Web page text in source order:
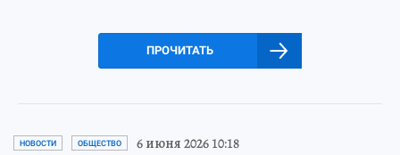
ПРОЧИТАТЬ
НОВОСТИ ОБЩЕСТВО 6 июня 2026 10:18